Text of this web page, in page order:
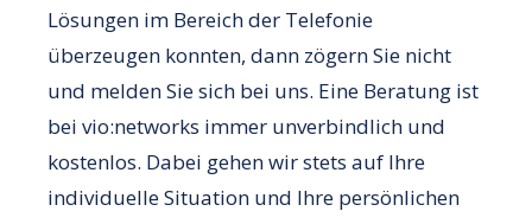
Lösungen im Bereich der Telefonie
überzeugen konnten, dann zögern Sie nicht
und melden Sie sich bei uns. Eine Beratung ist
bei vio:networks immer unverbindlich und
kostenlos. Dabei gehen wir stets auf Ihre
individuelle Situation und Ihre persönlichen